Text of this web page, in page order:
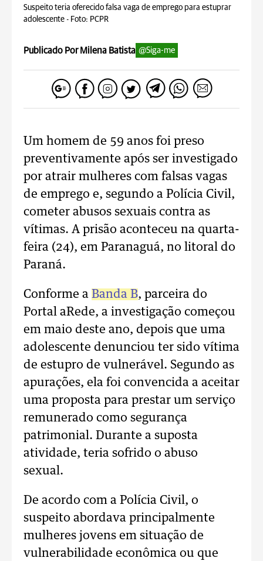
Suspeito teria oferecido falsa vaga de emprego para estuprar
adolescente - Foto: PCPR
Publicado Por Milena Batista @Siga-me
Um homem de 59 anos foi preso
preventivamente após ser investigado
por atrair mulheres com falsas vagas
de emprego e, segundo a Polícia Civil,
cometer abusos sexuais contra as
vítimas. A prisão aconteceu na quarta-
feira (24), em Paranaguá, no litoral do
Paraná.
Conforme a Banda B, parceira do
Portal aRede, a investigação começou
em maio deste ano, depois que uma
adolescente denunciou ter sido vítima
de estupro de vulnerável. Segundo as
apurações, ela foi convencida a aceitar
uma proposta para prestar um serviço
remunerado como segurança
patrimonial. Durante a suposta
atividade, teria sofrido o abuso
sexual.
De acordo com a Polícia Civil, o
suspeito abordava principalmente
mulheres jovens em situação de
vulnerabilidade econômica ou que